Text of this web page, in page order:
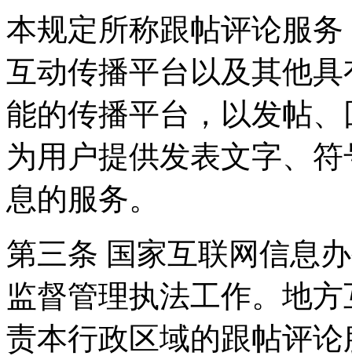
本规定所称跟帖评论服
互动传播平台以及其他
能的传播平台，以发帖
为用户提供发表文字、
息的服务。
第三条 国家互联网信息
监督管理执法工作。地
责本行政区域的跟帖评